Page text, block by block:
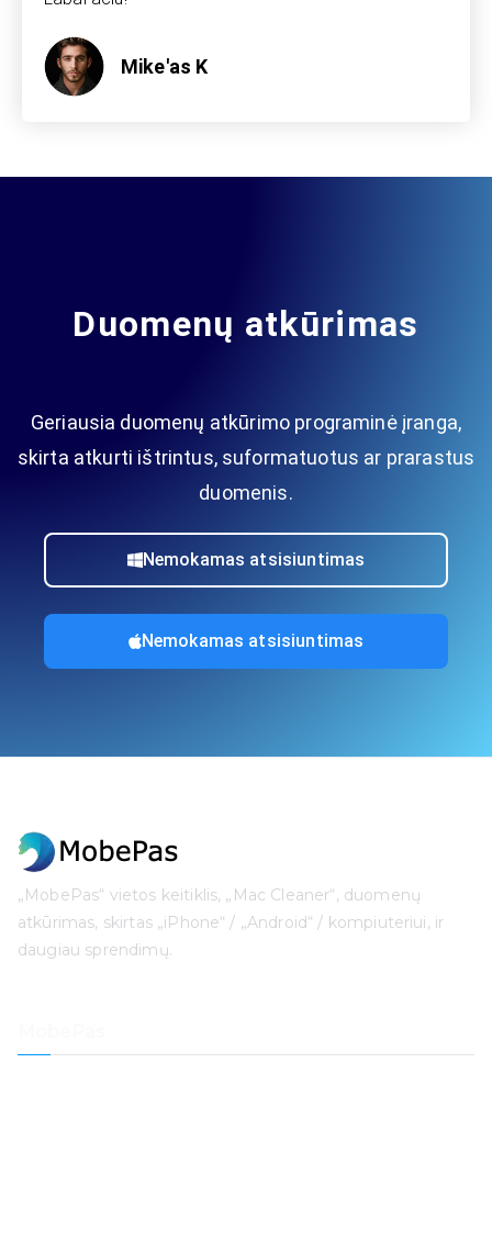
Mike'as K
Duomenų atkūrimas
Geriausia duomenų atkūrimo programinė įranga,
skirta atkurti ištrintus, suformatuotus ar prarastus
duomenis.
Nemokamas atsisiuntimas
Nemokamas atsisiuntimas
„MobePas“ vietos keitiklis, „Mac Cleaner“, duomenų
atkūrimas, skirtas „iPhone“ / „Android“ / kompiuteriui, ir
daugiau sprendimų.